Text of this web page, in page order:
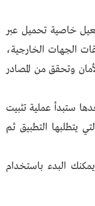
خاصية تحميل عبر
الجهات الخارجية،
وتحقق من المصادر
ستبدأ عملية تثبيت
يتطلبها التطبيق ثم
البدء باستخدام